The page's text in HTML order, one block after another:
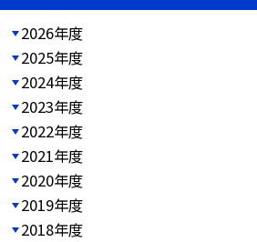
2026年度
2025年度
2024年度
2023年度
2022年度
2021年度
2020年度
2019年度
2018年度